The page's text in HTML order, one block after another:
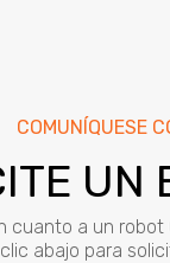
COMUNÍQUESE
UN
cuanto a un robot
abajo para